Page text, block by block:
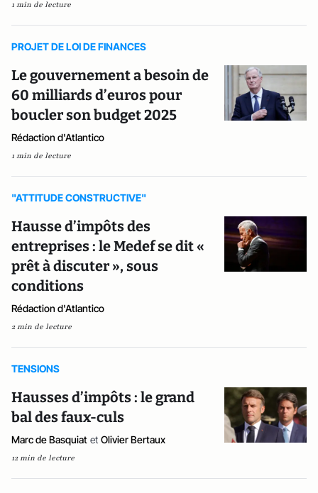
1 min de lecture
PROJET DE LOI DE FINANCES
Le gouvernement a besoin de
60 milliards d’euros pour
boucler son budget 2025
Rédaction d'Atlantico
1 min de lecture
"ATTITUDE CONSTRUCTIVE"
Hausse d’impôts des
entreprises : le Medef se dit «
prêt à discuter », sous
conditions
Rédaction d'Atlantico
2 min de lecture
TENSIONS
Hausses d’impôts : le grand
bal des faux-culs
Marc de Basquiat et Olivier Bertaux
12 min de lecture